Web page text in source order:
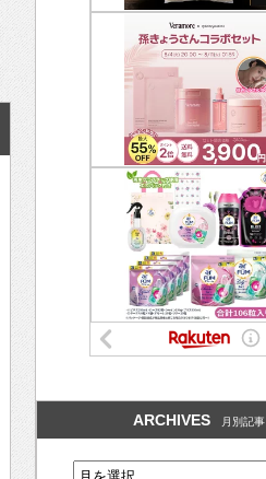
ARCHIVES 月別記事